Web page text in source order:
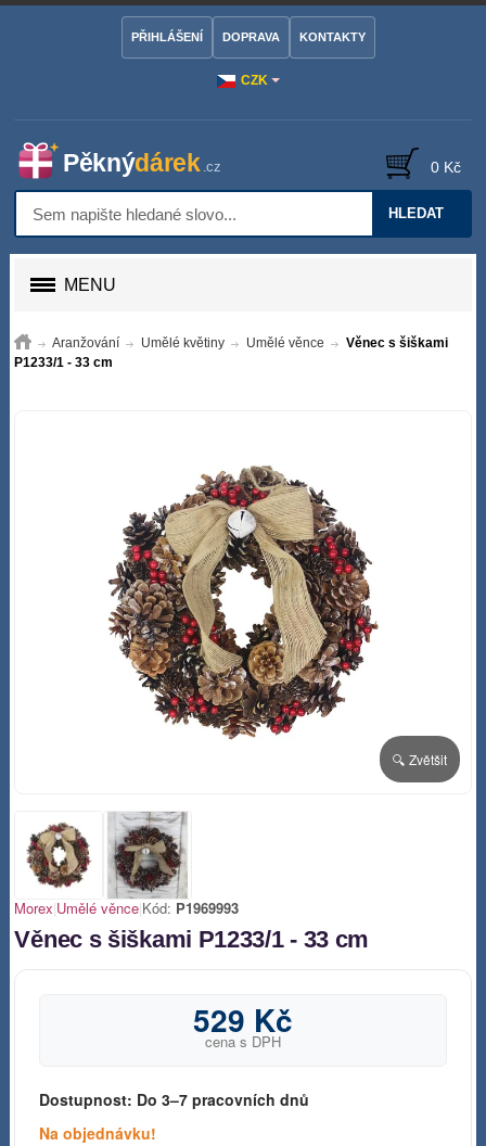
CZK
PŘIHLÁŠENÍ DOPRAVA KONTAKTY
HLEDAT
0 Kč
MENU
Aranžování Umělé květiny Umělé věnce
Věnec s šiškami
P1233/1 - 33 cm
🔍 Zvětšit
Morex|Umělé věnce|Kód: P1969993
Věnec s šiškami P1233/1 - 33 cm
529 Kč
cena s DPH
Dostupnost: Do 3–7 pracovních dnů
Na objednávku!